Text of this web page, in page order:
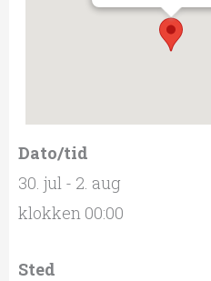
Dato/tid
30. jul - 2. aug
klokken 00:00
Sted